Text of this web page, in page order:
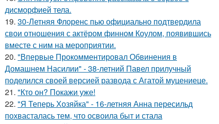
дисморфией тела.
19. 30-Летняя Флоренс пью официально подтвердила
свои отношения с актёром финном Коулом, появившись
вместе с ним на мероприятии.
20. "Впервые Прокомментировал Обвинения в
Домашнем Насилии" - 38-летний Павел прилучный
поделился своей версией развода с Агатой муцениеце.
21. "Кто он? Покажи уже!
22. "Я Теперь Хозяйка" - 16-летняя Анна пересильд
похвасталась тем, что освоила быт и стала